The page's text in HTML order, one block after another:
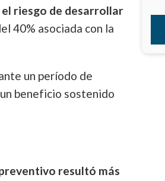
riesgo de desarrollar
40% asociada con la
un período de
beneficio sostenido
resultó más